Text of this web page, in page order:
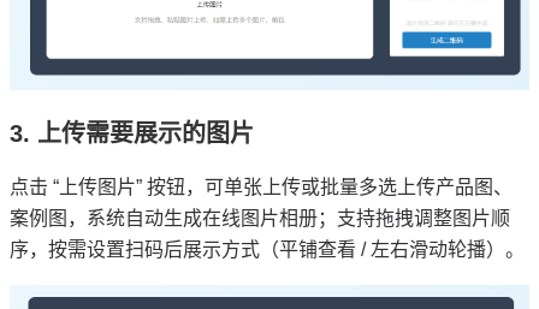
3. 上传需要展示的图片
点击 “上传图片” 按钮，可单张上传或批量多选上传产品图、
案例图，系统自动生成在线图片相册；支持拖拽调整图片顺
序，按需设置扫码后展示方式（平铺查看 / 左右滑动轮播）。